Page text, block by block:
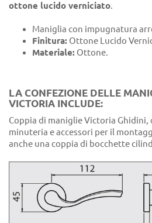
ottone lucido verniciato.
Maniglia con impugnatura
Finitura: Ottone Lucido
Materiale: Ottone.
LA CONFEZIONE DELLE
VICTORIA INCLUDE:
Coppia di maniglie Victoria Ghidini,
minuteria e accessori per il
anche una coppia di bocchette